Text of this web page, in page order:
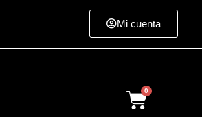
Mi cuenta
Cart